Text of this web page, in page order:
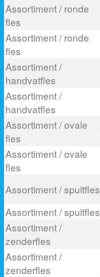
Assortiment / ronde
fles
Assortiment / ronde
fles
Assortiment /
handvatfles
Assortiment /
handvatfles
Assortiment / ovale
fles
Assortiment / ovale
fles
Assortiment / spuitfles
Assortiment / spuitfles
Assortiment /
zenderfles
Assortiment /
zenderfles